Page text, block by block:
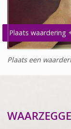
Plaats waardering
Plaats een